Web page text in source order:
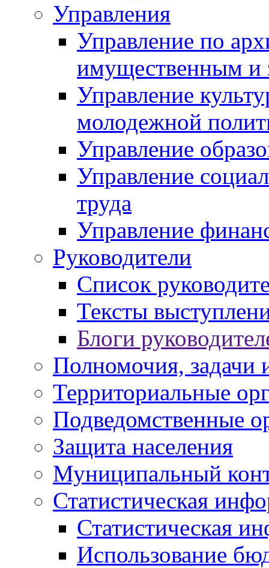
Управления
Управление по
имущественным и
Управление
молодежной
Управление
Управление
труда
Управление
Руководители
Список
Тексты
Блоги
Полномочия, задачи
Территориальные
Подведомственные
Защита населения
Муниципальный
Статистическая
Статистическая
Использование